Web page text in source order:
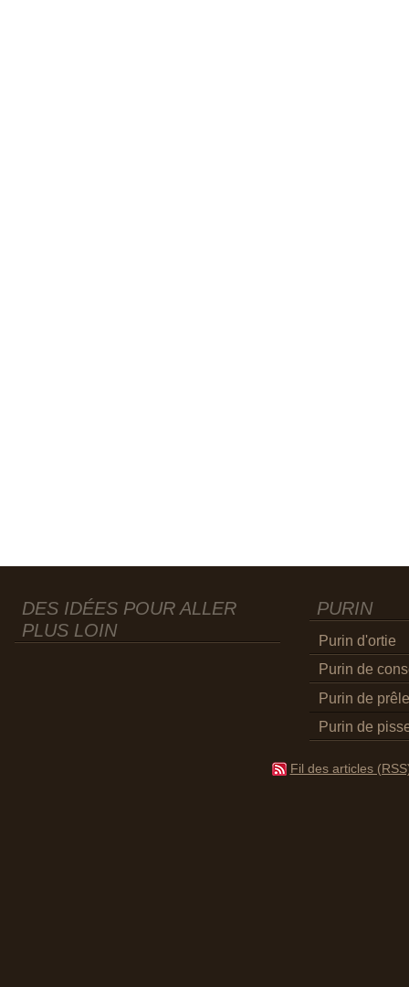
DES IDÉES POUR ALLER
PLUS LOIN
PURIN
Purin d'ortie
Purin de
Purin de prêle
Purin de
Fil des articles